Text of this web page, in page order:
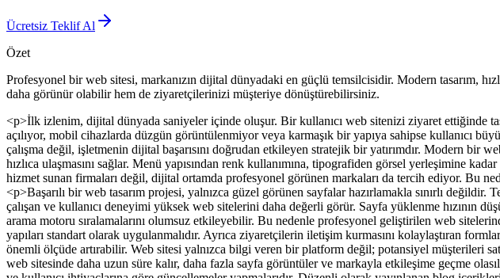
Ücretsiz Teklif Al
Özet
Profesyonel bir web sitesi, markanızın dijital dünyadaki en güçlü temsilcisidir. Modern tasarım,
daha görünür olabilir hem de ziyaretçilerinizi müşteriye dönüştürebilirsiniz.
<p>İlk izlenim, dijital dünyada saniyeler içinde oluşur. Bir kullanıcı web sitenizi ziyaret ettiğinde
açılıyor, mobil cihazlarda düzgün görüntülenmiyor veya karmaşık bir yapıya sahipse kullanıcı
çalışma değil, işletmenin dijital başarısını doğrudan etkileyen stratejik bir yatırımdır. Modern bir
hızlıca ulaşmasını sağlar. Menü yapısından renk kullanımına, tipografiden görsel yerleşimine
hizmet sunan firmaları değil, dijital ortamda profesyonel görünen markaları da tercih ediyor. Bu
<p>Başarılı bir web tasarım projesi, yalnızca güzel görünen sayfalar hazırlamakla sınırlı
çalışan ve kullanıcı deneyimi yüksek web sitelerini daha değerli görür. Sayfa yüklenme hızının
arama motoru sıralamalarını olumsuz etkileyebilir. Bu nedenle profesyonel geliştirilen web
yapıları standart olarak uygulanmalıdır. Ayrıca ziyaretçilerin iletişim kurmasını kolaylaştıran
önemli ölçüde artırabilir. Web sitesi yalnızca bilgi veren bir platform değil; potansiyel müşterileri
web sitesinde daha uzun süre kalır, daha fazla sayfa görüntüler ve markayla etkileşime geçme